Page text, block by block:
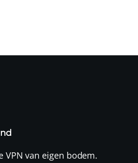
VPN van eigen bodem.